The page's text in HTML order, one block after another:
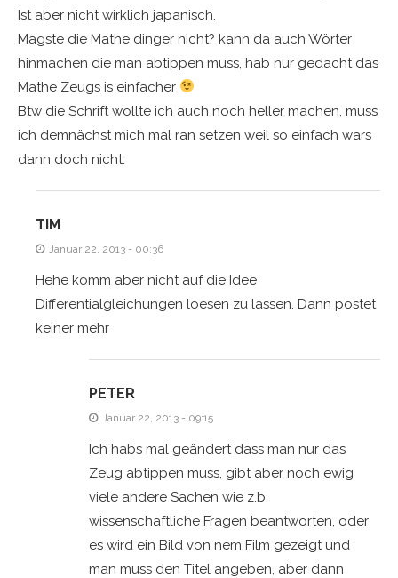
Ist aber nicht wirklich japanisch.
Magste die Mathe dinger nicht? kann da auch Wörter
hinmachen die man abtippen muss, hab nur gedacht das
Mathe Zeugs is einfacher
Btw die Schrift wollte ich auch noch heller machen, muss
ich demnächst mich mal ran setzen weil so einfach wars
dann doch nicht.
TIM
Januar 22, 2013 - 00:36
Hehe komm aber nicht auf die Idee
Differentialgleichungen loesen zu lassen. Dann postet
keiner mehr
PETER
Januar 22, 2013 - 09:15
Ich habs mal geändert dass man nur das
Zeug abtippen muss, gibt aber noch ewig
viele andere Sachen wie z.b.
wissenschaftliche Fragen beantworten, oder
es wird ein Bild von nem Film gezeigt und
man muss den Titel angeben, aber dann